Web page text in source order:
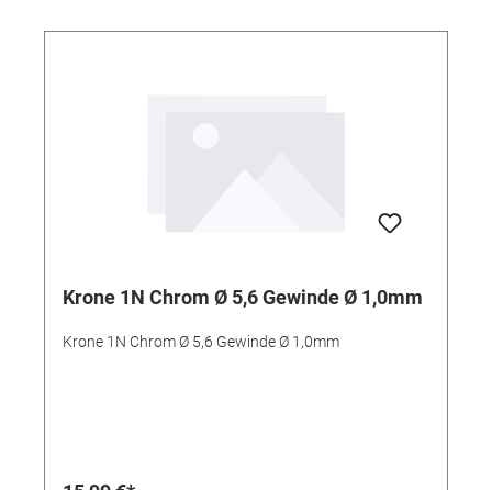
Krone 1N Chrom Ø 5,6 Gewinde Ø 1,0mm
Krone 1N Chrom Ø 5,6 Gewinde Ø 1,0mm